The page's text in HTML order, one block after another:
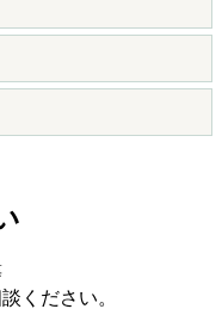
ください。